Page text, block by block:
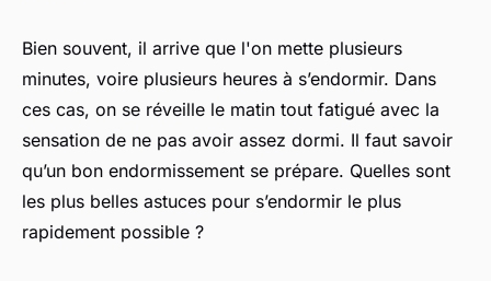
Les meilleures astuces pour
s'endormir rapidement
régis•5 juillet 2023•3 min de lecture
Bien souvent, il arrive que l'on mette plusieurs
minutes, voire plusieurs heures à s’endormir. Dans
ces cas, on se réveille le matin tout fatigué avec la
sensation de ne pas avoir assez dormi. Il faut savoir
qu’un bon endormissement se prépare. Quelles sont
les plus belles astuces pour s’endormir le plus
rapidement possible ?